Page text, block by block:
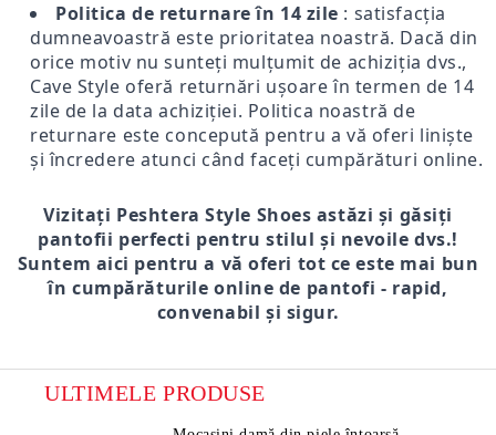
Politica de returnare în 14 zile : satisfacția
dumneavoastră este prioritatea noastră. Dacă din
orice motiv nu sunteți mulțumit de achiziția dvs.,
Cave Style oferă returnări ușoare în termen de 14
zile de la data achiziției. Politica noastră de
returnare este concepută pentru a vă oferi liniște
și încredere atunci când faceți cumpărături online.
Vizitați Peshtera Style Shoes astăzi și găsiți
pantofii perfecti pentru stilul și nevoile dvs.!
Suntem aici pentru a vă oferi tot ce este mai bun
în cumpărăturile online de pantofi - rapid,
convenabil și sigur.
ULTIMELE PRODUSE